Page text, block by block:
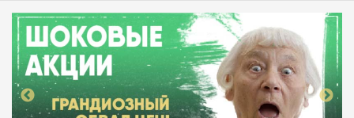
ГЛАВНАЯ
АССОРТИМЕНТ